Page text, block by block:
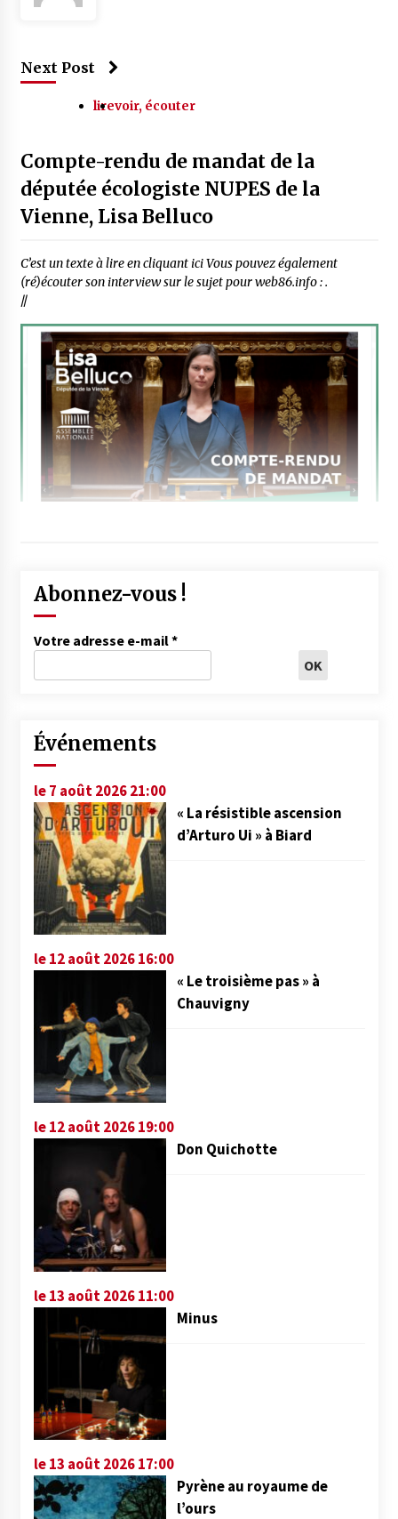
Next Post
lirevoir, écouter
Compte-rendu de mandat de la
députée écologiste NUPES de la
Vienne, Lisa Belluco
C’est un texte à lire en cliquant ici Vous pouvez également
(ré)écouter son interview sur le sujet pour web86.info : .
//
Abonnez-vous !
Votre adresse e-mail*
Événements
le 7 août 2026 21:00
« La résistible ascension
d’Arturo Ui » à Biard
le 12 août 2026 16:00
« Le troisième pas » à
Chauvigny
le 12 août 2026 19:00
Don Quichotte
le 13 août 2026 11:00
Minus
le 13 août 2026 17:00
Pyrène au royaume de
l’ours